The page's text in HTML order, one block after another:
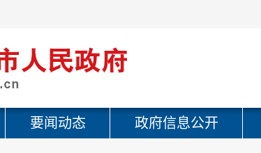
要闻动态 政府信息公开